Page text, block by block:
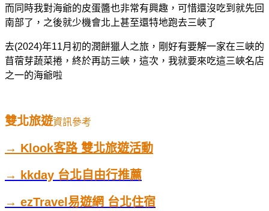
而同時我對海爺的皮蛋醬也非常有興趣，可惜還沒吃到就先回
南部了，之後就少機會北上甚至還特地跑去三峽了
去(2024)年11月初的潤餅獵人之旅，剛好有要解一家在三峽的
苜蓿芽蔬菜捲，終於再訪三峽，這次，我就要來吃這三峽名店
之一的海爺啦
雙北旅遊資訊參考
→ Klook客路 雙北旅遊活動
→ kkday 台北自由行推薦
→ ezTravel易遊網 台北住宿